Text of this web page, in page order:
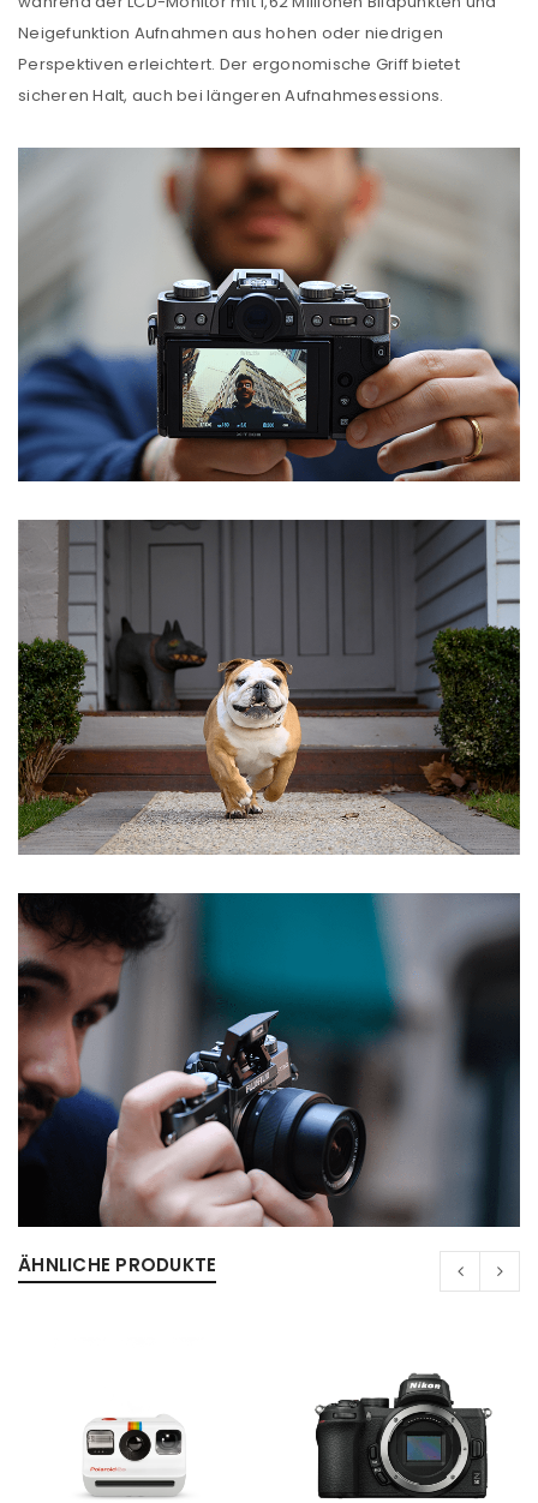
Benutzername oder E-Mail-Adresse
Anmeldeformular geschützt durch
Angemeldet bleiben
ANMELDEN
PASSWORT VERGESSEN?
REGISTRIEREN
E-Mail-Adresse*
Ein Link zum Erstellen eines neuen Passworts wird an
deine E-Mail-Adresse gesendet.
NEWSLETTER ABONNIEREN
Please select all the ways you would like to hear from
us
Ich stimme zu
Ja, ich möchte ein Kundenkonto eröffnen und
akzeptiere die
REGISTRIEREN
Neigefunktion Aufnahmen aus hohen oder niedrigen
Perspektiven erleichtert. Der ergonomische Griff bietet
sicheren Halt, auch bei längeren Aufnahmesessions.
ÄHNLICHE PRODUKTE